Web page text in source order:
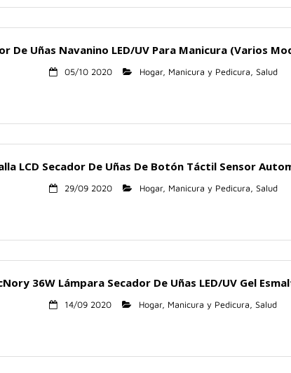
De Uñas Navanino LED/UV Para Manicura (Varios
05/10 2020 Hogar, Manicura y Pedicura Salud
LCD Secador De Uñas De Botón Táctil Sensor
29/09 2020 Hogar, Manicura y Pedicura Salud
36W Lámpara Secador De Uñas LED/UV Gel
14/09 2020 Hogar, Manicura y Pedicura Salud